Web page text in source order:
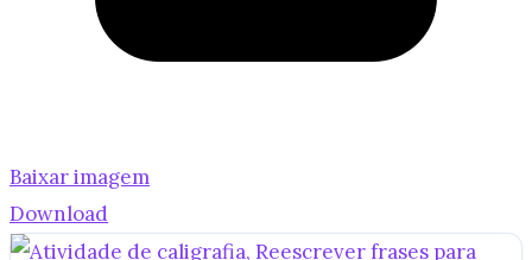
Baixar imagem
Download